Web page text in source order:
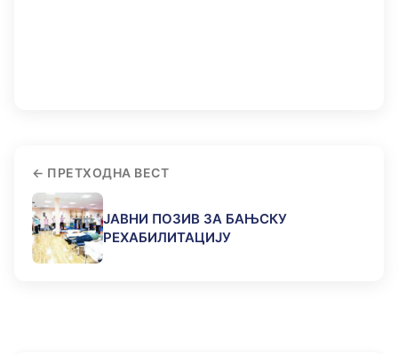
ПРЕТХОДНА ВЕСТ
ЈАВНИ ПОЗИВ ЗА БАЊСКУ
РЕХАБИЛИТАЦИЈУ